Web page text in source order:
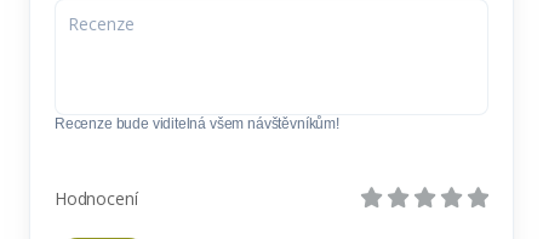
Recenze bude viditelná všem návštěvníkům!
Hodnocení